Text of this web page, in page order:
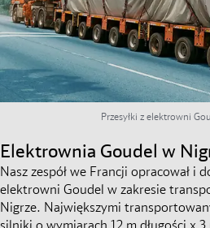
Przesyłki z elektrowni
Elektrownia Goudel w
Nasz zespół we Francji opracował i
elektrowni Goudel w zakresie
Nigrze. Największymi
silniki o wymiarach 12 m długości x